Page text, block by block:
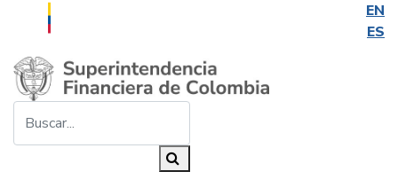
EN
ES
Saltar al contenido principal